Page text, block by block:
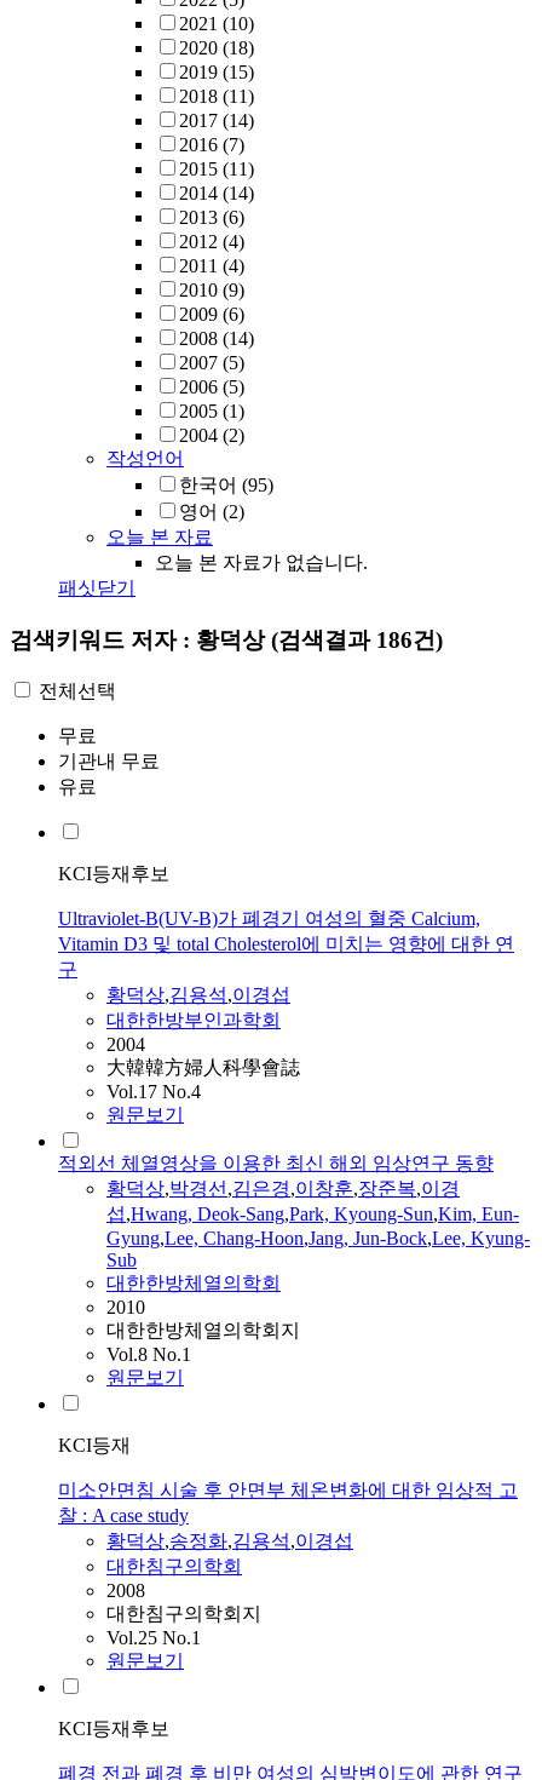
2021 (10)
2020 (18)
2019 (15)
2018 (11)
2017 (14)
2016 (7)
2015 (11)
2014 (14)
2013 (6)
2012 (4)
2011 (4)
2010 (9)
2009 (6)
2008 (14)
2007 (5)
2006 (5)
2005 (1)
2004 (2)
작성언어
한국어 (95)
영어 (2)
오늘 본 자료
오늘 본 자료가 없습니다.
패싯닫기
검색키워드 저자 : 황덕상(검색결과 186건)
전체선택
무료
기관내 무료
유료
KCI등재후보
Ultraviolet-B(UV-B)가 폐경기 여성의 혈중 Calcium,
Vitamin D3 및 total Cholesterol에 미치는 영향에 대한 연
구
황덕상,김용석,이경섭
대한한방부인과학회
2004
大韓韓方婦人科學會誌
Vol.17 No.4
원문보기
적외선 체열영상을 이용한 최신 해외 임상연구 동향
황덕상,박경선,김은경,이창훈,장준복,이경
섭,Hwang, Deok-Sang,Park, Kyoung-Sun,Kim, Eun-
Gyung,Lee, Chang-Hoon,Jang, Jun-Bock,Lee, Kyung-
Sub
대한한방체열의학회
2010
대한한방체열의학회지
Vol.8 No.1
원문보기
KCI등재
미소안면침 시술 후 안면부 체온변화에 대한 임상적 고
찰 : A case study
황덕상,송정화,김용석,이경섭
대한침구의학회
2008
대한침구의학회지
Vol.25 No.1
원문보기
KCI등재후보
폐경 전과 폐경 후 비만 여성의 심박변이도에 관한 연구